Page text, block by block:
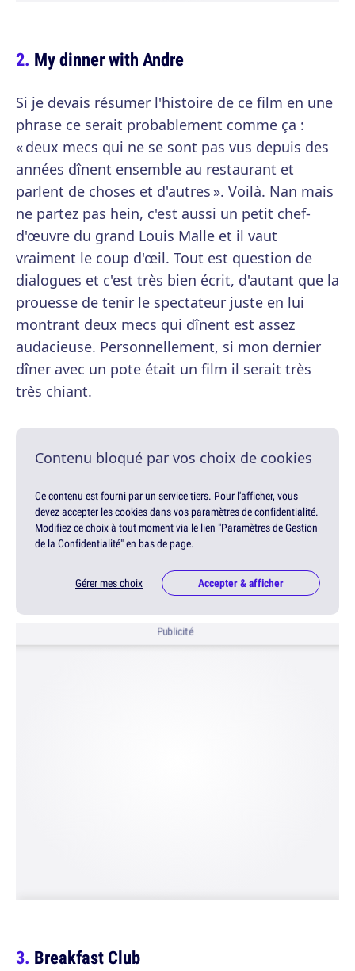
My dinner with Andre
Si je devais résumer l'histoire de ce film en une
phrase ce serait probablement comme ça :
« deux mecs qui ne se sont pas vus depuis des
années dînent ensemble au restaurant et
parlent de choses et d'autres ». Voilà. Nan mais
ne partez pas hein, c'est aussi un petit chef-
d'œuvre du grand Louis Malle et il vaut
vraiment le coup d'œil. Tout est question de
dialogues et c'est très bien écrit, d'autant que la
prouesse de tenir le spectateur juste en lui
montrant deux mecs qui dînent est assez
audacieuse. Personnellement, si mon dernier
dîner avec un pote était un film il serait très
très chiant.
Contenu bloqué par vos choix de cookies
Ce contenu est fourni par un service tiers. Pour l'afficher, vous
devez accepter les cookies dans vos paramètres de confidentialité.
Modifiez ce choix à tout moment via le lien "Paramètres de Gestion
de la Confidentialité" en bas de page.
Gérer mes choix Accepter & afficher
Publicité
Breakfast Club